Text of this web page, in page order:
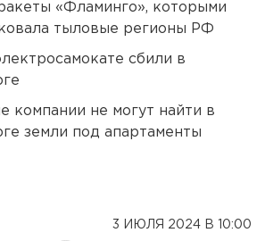
«Фламинго», которыми
тыловые регионы РФ
сбили в
компании не могут найти в
земли под апартаменты
3 ИЮЛЯ 2024 В 10:00